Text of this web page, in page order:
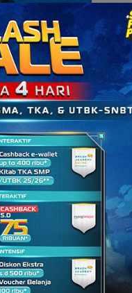
dan kebijakan apa
Indonesia? Lihat pada